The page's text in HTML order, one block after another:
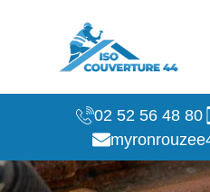
02 52 56 48 80